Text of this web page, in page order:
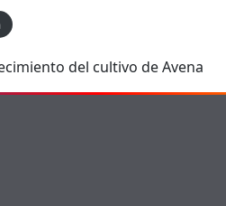
del cultivo de Avena